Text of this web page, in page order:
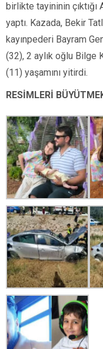
birlikte tayininin çıktığı
yaptı. Kazada, Bekir
kayınpederi Bayram
(32), 2 aylık oğlu Bilge
(11) yaşamını yitirdi.
RESİMLERİ